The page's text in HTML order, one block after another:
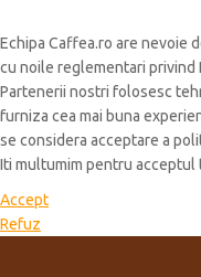
Echipa Caffea.ro are nevoie
cu noile reglementari privind
Partenerii nostri folosesc
furniza cea mai buna
se considera acceptare a
Iti multumim pentru acceptul
Accept
Refuz